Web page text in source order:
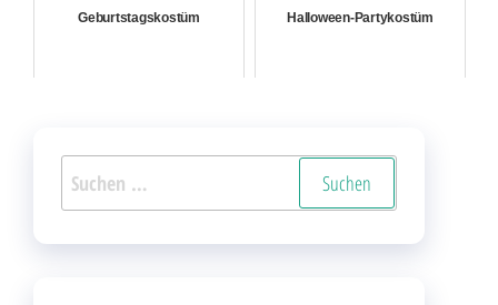
Geburtstagskostüm Halloween-Partykostüm
Suchen
nach: